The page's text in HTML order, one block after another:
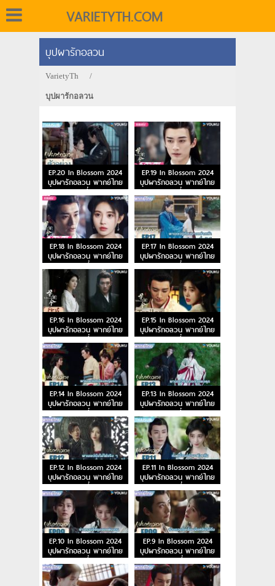
VARIETYTH.COM
บุปผารักอลวน
VarietyTh /
บุปผารักอลวน
EP.20 In Blossom 2024
บุปผารักอลวน พากย์ไทย
ตอนที่ 20
EP.19 In Blossom 2024
บุปผารักอลวน พากย์ไทย
ตอนที่ 19
EP.18 In Blossom 2024
บุปผารักอลวน พากย์ไทย
ตอนที่ 18
EP.17 In Blossom 2024
บุปผารักอลวน พากย์ไทย
ตอนที่ 17
EP.16 In Blossom 2024
บุปผารักอลวน พากย์ไทย
ตอนที่ 16
EP.15 In Blossom 2024
บุปผารักอลวน พากย์ไทย
ตอนที่ 15
EP.14 In Blossom 2024
บุปผารักอลวน พากย์ไทย
ตอนที่ 14
EP.13 In Blossom 2024
บุปผารักอลวน พากย์ไทย
ตอนที่ 13
EP.12 In Blossom 2024
บุปผารักอลวน พากย์ไทย
ตอนที่ 12
EP.11 In Blossom 2024
บุปผารักอลวน พากย์ไทย
ตอนที่ 11
EP.10 In Blossom 2024
บุปผารักอลวน พากย์ไทย
ตอนที่ 10
EP.9 In Blossom 2024
บุปผารักอลวน พากย์ไทย
ตอนที่ 9